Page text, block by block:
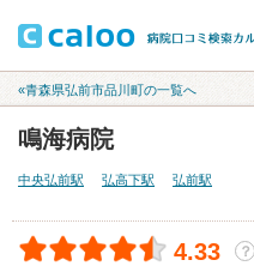
«青森県弘前市品川町の一覧へ
鳴海病院
中央弘前駅 弘高下駅 弘前駅
4.33 ？